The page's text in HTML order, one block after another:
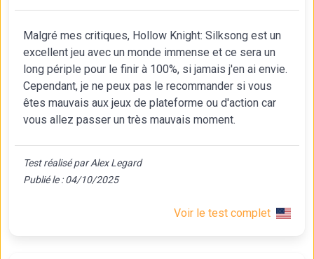
Malgré mes critiques, Hollow Knight: Silksong est un
excellent jeu avec un monde immense et ce sera un
long périple pour le finir à 100%, si jamais j'en ai envie.
Cependant, je ne peux pas le recommander si vous
êtes mauvais aux jeux de plateforme ou d'action car
vous allez passer un très mauvais moment.
Test réalisé par Alex Legard
Publié le : 04/10/2025
Voir le test complet